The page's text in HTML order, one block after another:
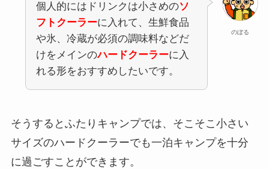
のぼる
個人的にはドリンクは小さめのソ
フトクーラーに入れて、生鮮食品
や氷、冷蔵が必須の調味料などだ
けをメインのハードクーラーに入
れる形をおすすめしたいです。
そうするとふたりキャンプでは、そこそこ小さい
サイズのハードクーラーでも一泊キャンプを十分
に過ごすことができます。